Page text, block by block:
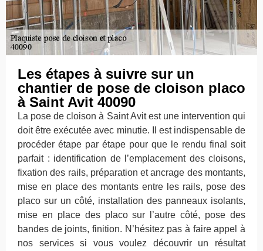
Les étapes à suivre sur un
chantier de pose de cloison placo
à Saint Avit 40090
La pose de cloison à Saint Avit est une intervention qui
doit être exécutée avec minutie. Il est indispensable de
procéder étape par étape pour que le rendu final soit
parfait : identification de l’emplacement des cloisons,
fixation des rails, préparation et ancrage des montants,
mise en place des montants entre les rails, pose des
placo sur un côté, installation des panneaux isolants,
mise en place des placo sur l’autre côté, pose des
bandes de joints, finition. N’hésitez pas à faire appel à
nos services si vous voulez découvrir un résultat